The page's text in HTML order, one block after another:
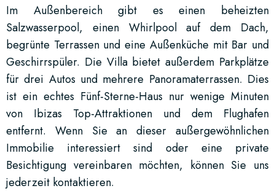
Im Außenbereich gibt es einen beheizten
Salzwasserpool, einen Whirlpool auf dem Dach,
begrünte Terrassen und eine Außenküche mit Bar und
Geschirrspüler. Die Villa bietet außerdem Parkplätze
für drei Autos und mehrere Panoramaterrassen. Dies
ist ein echtes Fünf-Sterne-Haus nur wenige Minuten
von Ibizas Top-Attraktionen und dem Flughafen
entfernt. Wenn Sie an dieser außergewöhnlichen
Immobilie interessiert sind oder eine private
Besichtigung vereinbaren möchten, können Sie uns
jederzeit kontaktieren.